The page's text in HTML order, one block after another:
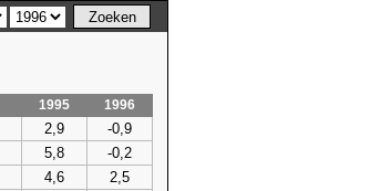
1995
1996
2,9 -0,9
5,8 -0,2
4,6 2,5